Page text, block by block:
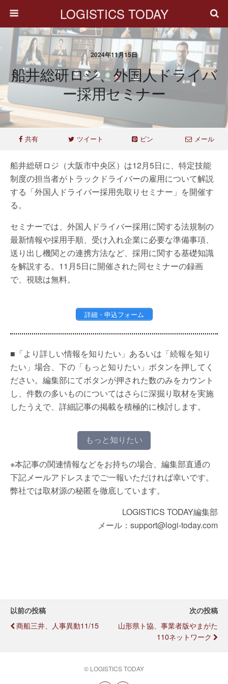
LOGISTICS TODAY
2024年11月15日
船井総研ロジ、外国人ドライバ
ー採用セミナー
共有 ツイート ピン メール
船井総研ロジ（大阪市中央区）は12月5日に、特定技能
制度の担当者がトラックドライバーの雇用について解説
する「外国人ドライバー採用先取りセミナー」を開催す
る。
セミナーでは、外国人ドライバー採用に関する法規制の
最新情報や採用手順、受け入れ企業に必要な準備事項、
送り出し機関との連携方法など、採用に関する基礎知識
を解説する。11月5日に開催された同セミナーの録画
で、視聴は無料。
詳細・申込フォーム
■「より詳しい情報を知りたい」あるいは「続報を知り
たい」場合、下の「もっと知りたい」ボタンを押してく
ださい。編集部にてボタンが押された数のみをカウント
し、件数の多いものについてはさらに深掘り取材を実施
したうえで、詳細記事の掲載を積極的に検討します。
もっと知りたい
※本記事の関連情報などをお持ちの場合、編集部直通の
下記メールアドレスまでご一報いただければ幸いです。
弊社では取材源の秘匿を徹底しています。
LOGISTICS TODAY編集部
メール：support@logi-today.com
以前の投稿
商船三井、人事異動11/15
次の投稿
山形県ト協、事業者版やまがた
110ネットワーク
© LOGISTICS TODAY